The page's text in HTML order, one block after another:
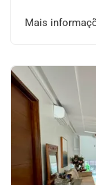
Mais